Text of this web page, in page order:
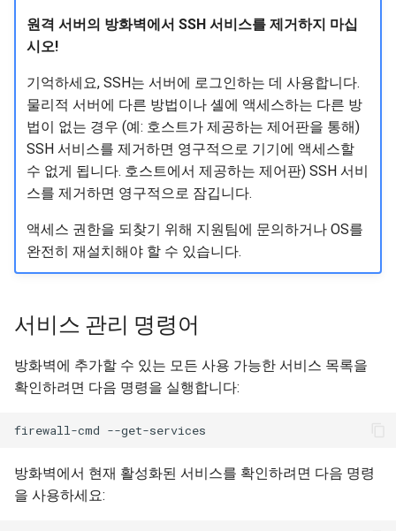
원격 서버의 방화벽에서 SSH 서비스를 제거하지 마십
시오!
기억하세요, SSH는 서버에 로그인하는 데 사용합니다.
물리적 서버에 다른 방법이나 셸에 액세스하는 다른 방
법이 없는 경우 (예: 호스트가 제공하는 제어판을 통해)
SSH 서비스를 제거하면 영구적으로 기기에 액세스할
수 없게 됩니다. 호스트에서 제공하는 제어판) SSH 서비
스를 제거하면 영구적으로 잠깁니다.
액세스 권한을 되찾기 위해 지원팀에 문의하거나 OS를
완전히 재설치해야 할 수 있습니다.
서비스 관리 명령어
방화벽에 추가할 수 있는 모든 사용 가능한 서비스 목록을
확인하려면 다음 명령을 실행합니다:
firewall-cmd
방화벽에서 현재 활성화된 서비스를 확인하려면 다음 명령
을 사용하세요: